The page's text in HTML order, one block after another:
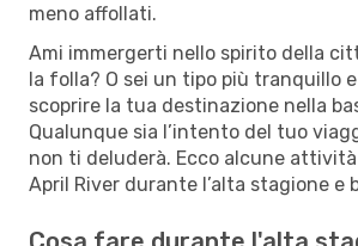
meno affollati.
Ami immergerti nello spirito della
la folla? O sei un tipo più tranquillo
scoprire la tua destinazione nella
Qualunque sia l’intento del tuo
non ti deluderà. Ecco alcune
April River durante l’alta stagione e